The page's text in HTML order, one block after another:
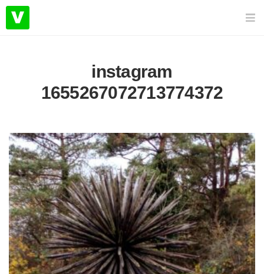
instagram
1655267072713774372